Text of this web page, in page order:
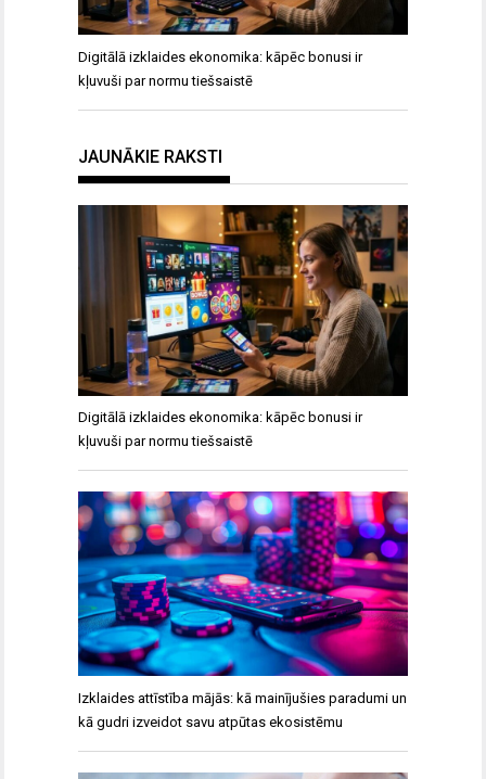
Digitālā izklaides ekonomika: kāpēc bonusi ir
kļuvuši par normu tiešsaistē
JAUNĀKIE RAKSTI
Digitālā izklaides ekonomika: kāpēc bonusi ir
kļuvuši par normu tiešsaistē
Izklaides attīstība mājās: kā mainījušies paradumi un
kā gudri izveidot savu atpūtas ekosistēmu